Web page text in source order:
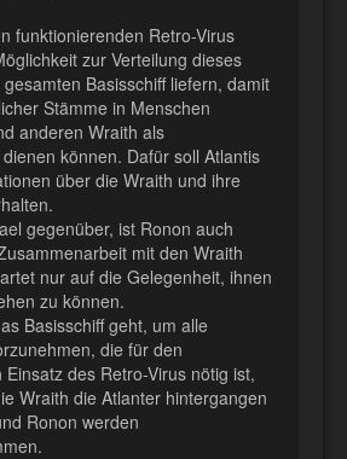
funktionierenden Retro-Virus
zur Verteilung dieses
Basisschiff liefern, damit
Stämme in Menschen
anderen Wraith als
können. Dafür soll Atlantis
über die Wraith und ihre
gegenüber, ist Ronon auch
mit den Wraith
nur auf die Gelegenheit, ihnen
zu können.
Basisschiff geht, um alle
die für den
des Retro-Virus nötig ist,
Wraith die Atlanter hintergangen
Ronon werden